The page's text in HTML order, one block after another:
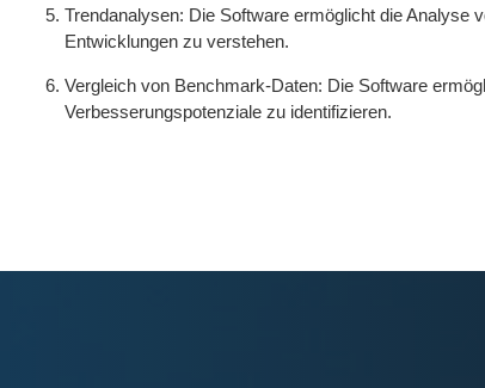
Trendanalysen: Die Software ermöglicht die Analyse
Entwicklungen zu verstehen.
Vergleich von Benchmark-Daten: Die Software
Verbesserungspotenziale zu identifizieren.